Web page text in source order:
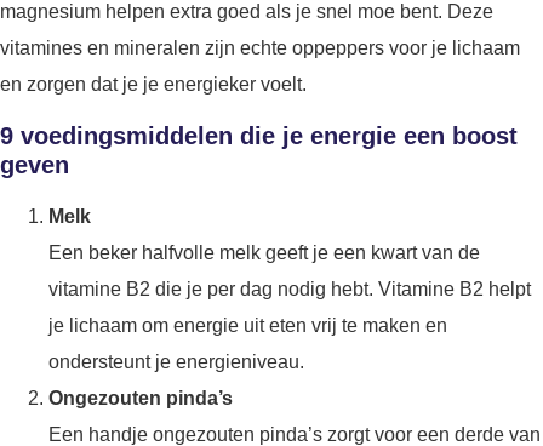
magnesium helpen extra goed als je snel moe bent. Deze
vitamines en mineralen zijn echte oppeppers voor je lichaam
en zorgen dat je je energieker voelt.
9 voedingsmiddelen die je energie een boost
geven
Melk
Een beker halfvolle melk geeft je een kwart van de
vitamine B2 die je per dag nodig hebt. Vitamine B2 helpt
je lichaam om energie uit eten vrij te maken en
ondersteunt je energieniveau.
Ongezouten pinda’s
Een handje ongezouten pinda’s zorgt voor een derde van